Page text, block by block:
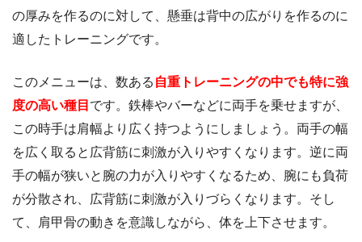
の厚みを作るのに対して、懸垂は背中の広がりを作るのに
適したトレーニングです。
このメニューは、数ある 自重トレーニングの中でも特に強
度の高い種目 です。鉄棒やバーなどに両手を乗せますが、
この時手は肩幅より広く持つようにしましょう。両手の幅
を広く取ると広背筋に刺激が入りやすくなります。逆に両
手の幅が狭いと腕の力が入りやすくなるため、腕にも負荷
が分散され、広背筋に刺激が入りづらくなります。そし
て、肩甲骨の動きを意識しながら、体を上下させます。